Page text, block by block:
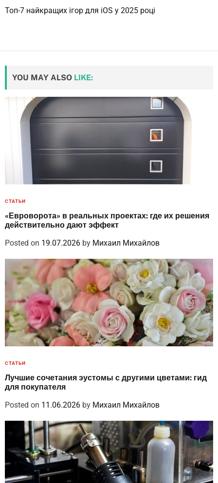
Топ-7 найкращих ігор для iOS у 2025 році
YOU MAY ALSO LIKE:
СТАТЬИ
«Евроворота» в реальных проектах: где их решения
действительно дают эффект
Posted on 19.07.2026 by Михаил Михайлов
СТАТЬИ
Лучшие сочетания эустомы с другими цветами: гид
для покупателя
Posted on 11.06.2026 by Михаил Михайлов